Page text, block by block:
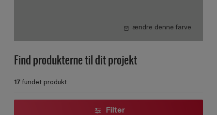
ændre denne farve
Find produkterne til dit projekt
17fundet produkt
Filter